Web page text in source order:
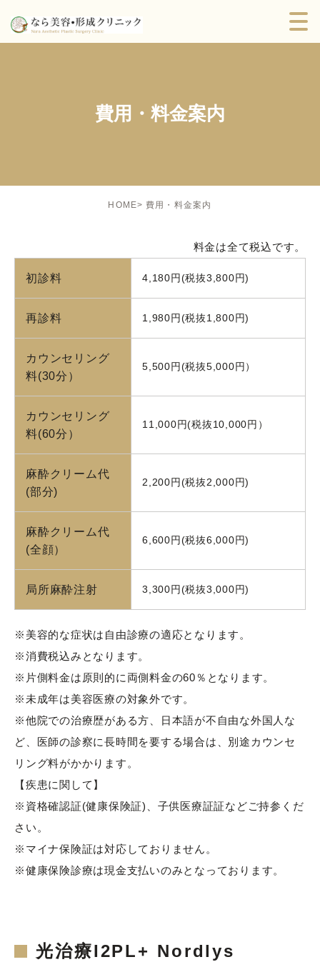
費用・料金案内
HOME 費用・料金案内
料金は全て税込です。
初診料 4,180円(税抜3,800円)
再診料 1,980円(税抜1,800円)
カウンセリング
料(30分）
5,500円(税抜5,000円）
カウンセリング
料(60分）
11,000円(税抜10,000円）
麻酔クリーム代
(部分)
2,200円(税抜2,000円)
麻酔クリーム代
(全顔）
6,600円(税抜6,000円)
局所麻酔注射 3,300円(税抜3,000円)
※美容的な症状は自由診療の適応となります。
※消費税込みとなります。
※片側料金は原則的に両側料金の60％となります。
※未成年は美容医療の対象外です。
※他院での治療歴がある方、日本語が不自由な外国人な
ど、医師の診察に長時間を要する場合は、別途カウンセ
リング料がかかります。
【疾患に関して】
※資格確認証(健康保険証)、子供医療証証などご持参くだ
さい。
※マイナ保険証は対応しておりません。
※健康保険診療は現金支払いのみとなっております。
光治療I2PL+ Nordlys